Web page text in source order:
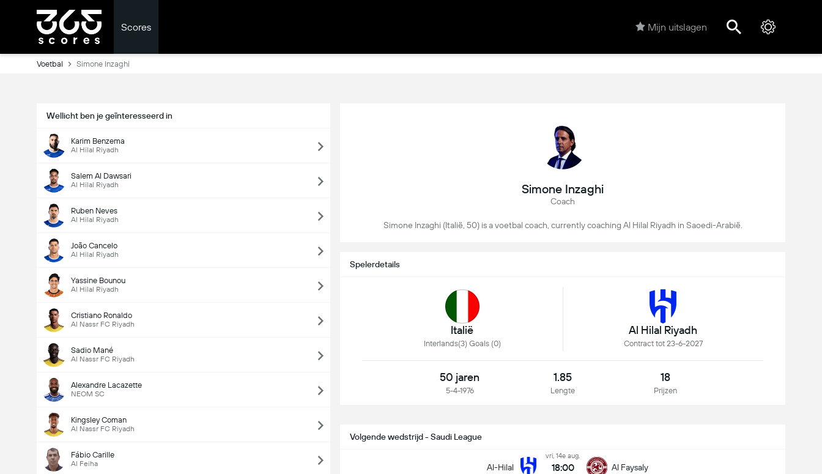
Scores Mijn uitslagen
Voetbal Simone Inzaghi
Wellicht ben je geïnteresseerd in
Karim Benzema
Al Hilal Riyadh
Salem Al Dawsari
Al Hilal Riyadh
Ruben Neves
Al Hilal Riyadh
João Cancelo
Al Hilal Riyadh
Yassine Bounou
Al Hilal Riyadh
Cristiano Ronaldo
Al Nassr FC Riyadh
Sadio Mané
Al Nassr FC Riyadh
Alexandre Lacazette
NEOM SC
Kingsley Coman
Al Nassr FC Riyadh
Fábio Carille
Al Feiha
Simone Inzaghi
Coach
Simone Inzaghi (Italië, 50) is a voetbal coach, currently coaching Al Hilal Riyadh in Saoedi-Arabië.
Spelerdetails
Italië
Interlands(3) Goals (0)
Al Hilal Riyadh
Contract tot 23-6-2027
50 jaren
5-4-1976
1.85
Lengte
18
Prijzen
Volgende wedstrijd - Saudi League
Al-Hilal
vri, 14e aug.
18:00 Al Faysaly